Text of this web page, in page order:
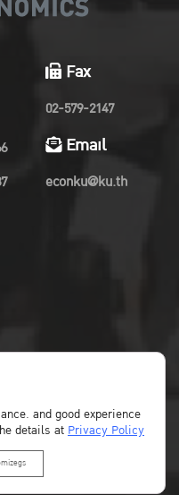
Fax
02-579-2147
Email
econku@ku.th
KU
and good experience
details atPrivacy Policy